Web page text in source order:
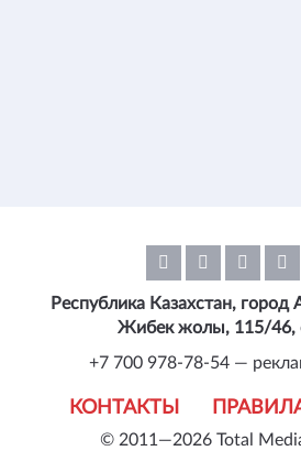
© 2011—2026 Total
КОНТАКТЫ
Республика Казахстан,
Жибек жолы, 115/46,
+7 700 978-78-54 —